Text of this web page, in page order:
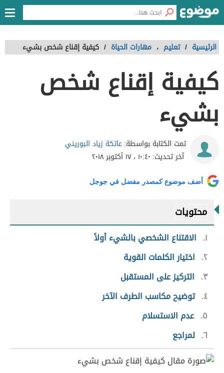
الرئيسية / تعليم ، مهارات الحياة / كيفية إقناع شخص بشيء
كيفية إقناع شخص
بشيء
تمت الكتابة بواسطة:عاتكة زياد البوريني
آخر تحديث: ١٠:٤٠ ، ١٧ أكتوبر ٢٠١٨
أضف موضوع كمصدر مفضل في جوجل
محتويات
١
الاقتناع الشخصي بالشيء أولاً
٢ اختيار الكلمات القوية
٣
التركيز على المستقبل
٤ توضيح مكاسب الطرف الآخر
٥ عدم الاستسلام
٦ لمراجع